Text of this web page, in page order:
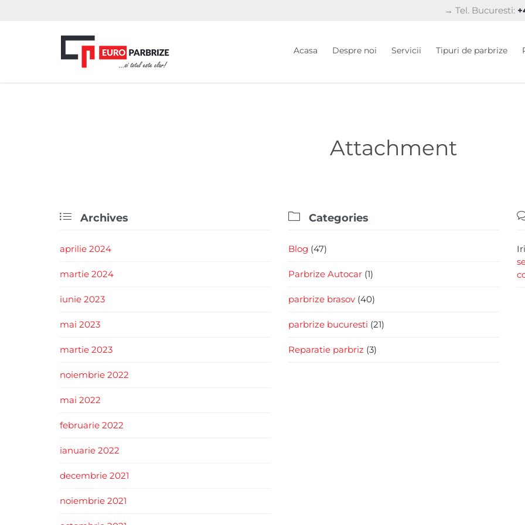
→ Tel. Bucuresti:
Acasa Despre noi Servicii Tipuri de parbrize
Attachment
 Archives
aprilie 2024
martie 2024
iunie 2023
mai 2023
martie 2023
noiembrie 2022
mai 2022
februarie 2022
ianuarie 2022
decembrie 2021
noiembrie 2021
 Categories
Blog (47)
Parbrize Autocar (1)
parbrize brasov (40)
parbrize bucuresti (21)
Reparatie parbriz (3)